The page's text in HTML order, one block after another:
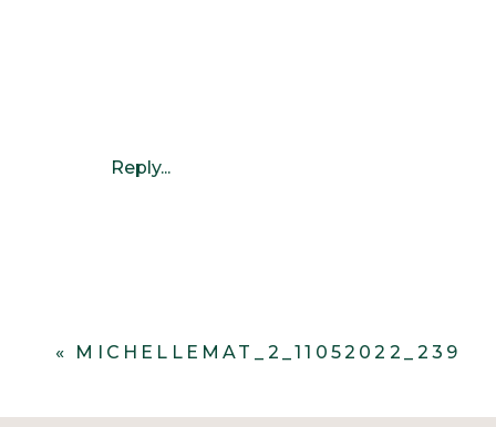
Reply...
« MICHELLEMAT_2_11052022_239